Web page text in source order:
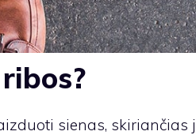
sienas, skiriančias